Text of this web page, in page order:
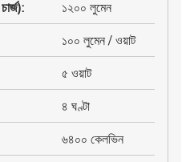
: ১২০০ লুমেন
১০০ লুমেন / ওয়াট
৫ ওয়াট
৪ ঘণ্টা
৬৪০০ কেলভিন